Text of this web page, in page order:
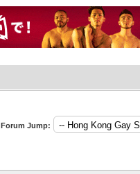
Forum Jump: